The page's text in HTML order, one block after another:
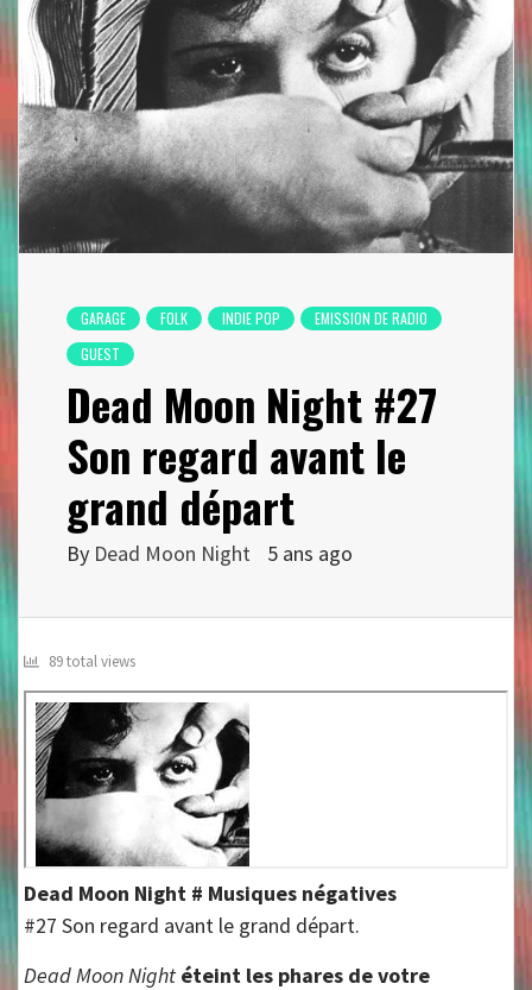
GARAGE FOLK INDIE POP
EMISSION DE RADIO
GUEST
Dead Moon Night #27
Son regard avant le
grand départ
By Dead Moon Night 5 ans ago
89 total views
Dead Moon Night # Musiques négatives
#27 Son regard avant le grand départ.
Dead Moon Night éteint les phares de votre